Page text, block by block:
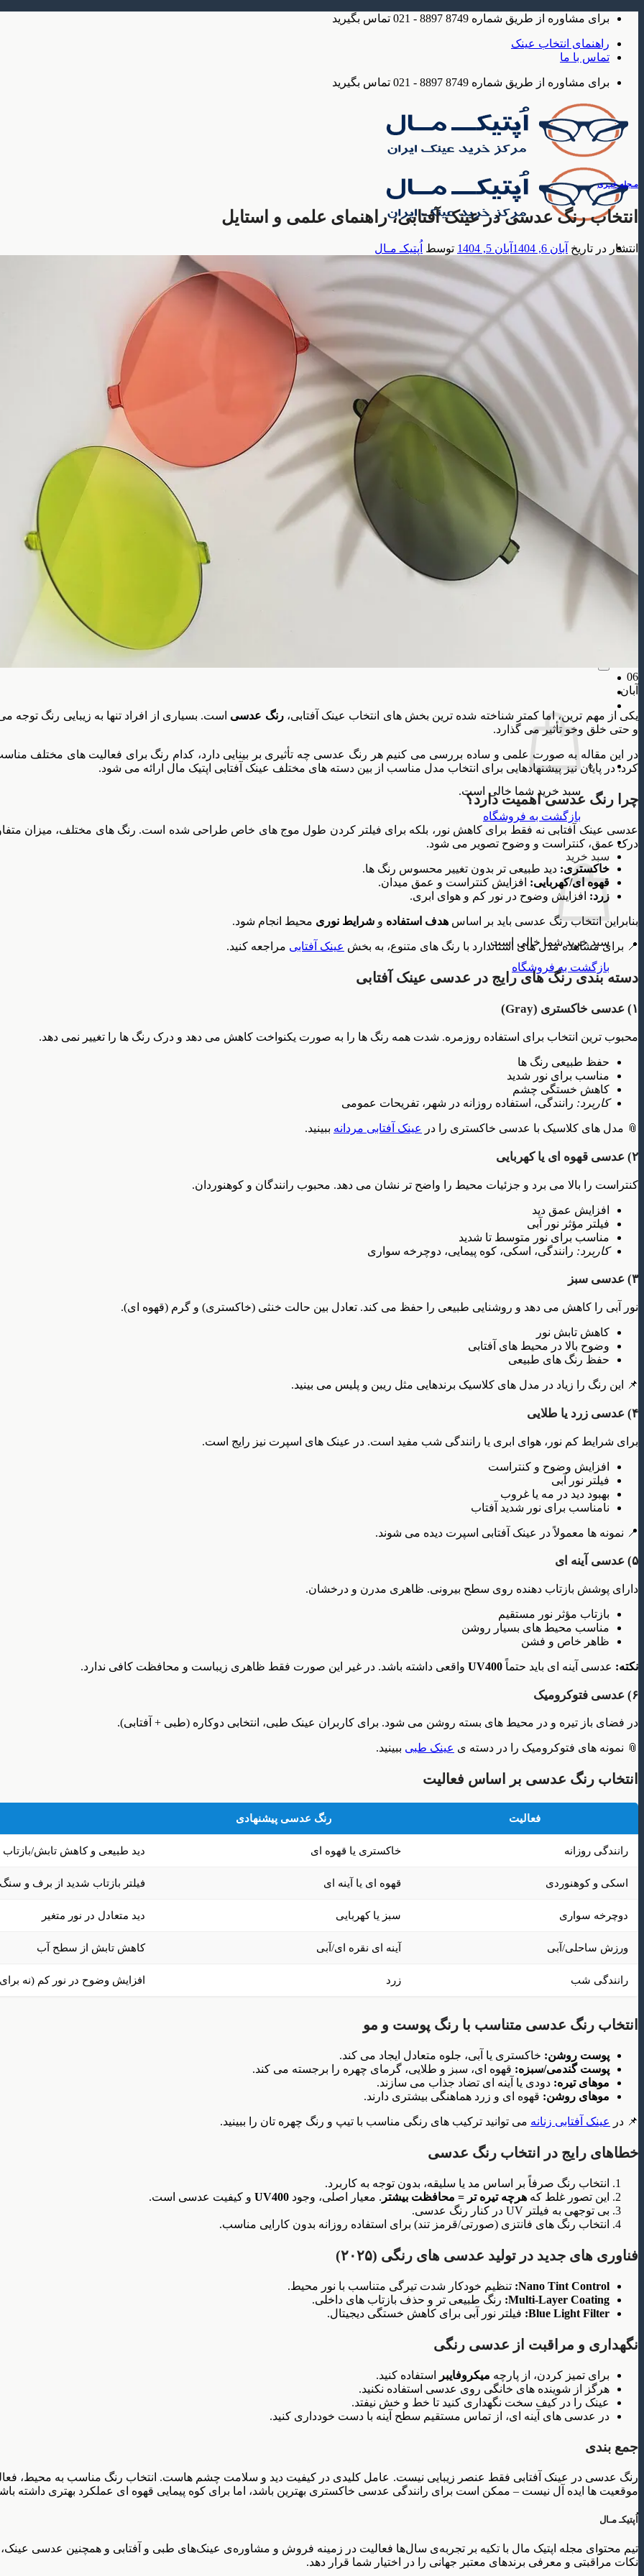
Skip
content
برای مشاوره از طریق شماره 8749 8897 - 021 تماس بگیرید
راهنمای انتخاب عینک
تماس با ما
برای مشاوره از طریق شماره 8749 8897 - 021 تماس بگیرید
عینک
عینک آفتابی
عینک آفتابی مردانه
عینک آفتابی زنانه
عینک آفتابی بچه گانه
عینک طبی
عینک طبی مردانه
عینک طبی زنانه
عینک طبی بچه گانه
شکل فـریم
عینک مستطیلی
عینک چند ضلعی
عینک گرد
عینک گربه ای
عینک خلبانی
عینک پروانه ای
جنس فـریم
سبد خرید شما خالی است.
بازگشت به فروشگاه
سبد خرید
سبد خرید شما خالی است.
بازگشت به فروشگاه
مـجله خبـری
انتخاب رنگ عدسی در عینک آفتابی، راهنمای علمی و استایل
انتشار در تاریخ آبان 6, 1404 آبان 5, 1404 توسط اُپتیکـ مـال
06
آبان
یکی از مهم ترین، اما کمتر شناخته شده ترین بخش های انتخاب عینک آفتابی،رنگ عدسی است. بسیاری از افراد تنها به زیبایی رنگ
و حتی خلق وخو تأثیر می گذارد.
در این مقاله به صورت علمی و ساده بررسی می کنیم هر رنگ عدسی چه تأثیری بر بینایی دارد، کدام رنگ برای فعالیت های مختلف
کرد. در پایان نیز پیشنهادهایی برای انتخاب مدل مناسب از بین دسته های مختلف عینک آفتابی اپتیک مال ارائه می شود.
چرا رنگ عدسی اهمیت دارد؟
عدسی عینک آفتابی نه فقط برای کاهش نور، بلکه برای فیلتر کردن طول موج های خاص طراحی شده است. رنگ های مختلف، میزان
درک عمق، کنتراست و وضوح تصویر می شود.
خاکستری: دید طبیعی تر بدون تغییر محسوس رنگ ها.
قهوه ای/کهربایی: افزایش کنتراست و عمق میدان.
زرد: افزایش وضوح در نور کم و هوای ابری.
بنابراین انتخاب رنگ عدسی باید بر اساس هدف استفاده و شرایط نوری محیط انجام شود.
📍 برای مشاهده مدل های استاندارد با رنگ های متنوع، به بخش عینک آفتابی مراجعه کنید.
دسته بندی رنگ های رایج در عدسی عینک آفتابی
۱) عدسی خاکستری (Gray)
محبوب ترین انتخاب برای استفاده روزمره. شدت همه رنگ ها را به صورت یکنواخت کاهش می دهد و درک رنگ ها را تغییر نمی دهد.
حفظ طبیعی رنگ ها
مناسب برای نور شدید
کاهش خستگی چشم
کاربرد: رانندگی، استفاده روزانه در شهر، تفریحات عمومی
📎 مدل های کلاسیک با عدسی خاکستری را در عینک آفتابی مردانه ببینید.
۲) عدسی قهوه ای یا کهربایی
کنتراست را بالا می برد و جزئیات محیط را واضح تر نشان می دهد. محبوب رانندگان و کوهنوردان.
افزایش عمق دید
فیلتر مؤثر نور آبی
مناسب برای نور متوسط تا شدید
کاربرد: رانندگی، اسکی، کوه پیمایی، دوچرخه سواری
۳) عدسی سبز
نور آبی را کاهش می دهد و روشنایی طبیعی را حفظ می کند. تعادل بین حالت خنثی (خاکستری) و گرم (قهوه ای).
کاهش تابش نور
وضوح بالا در محیط های آفتابی
حفظ رنگ های طبیعی
📌 این رنگ را زیاد در مدل های کلاسیک برندهایی مثل ریبن و پلیس می بینید.
۴) عدسی زرد یا طلایی
برای شرایط کم نور، هوای ابری یا رانندگی شب مفید است. در عینک های اسپرت نیز رایج است.
افزایش وضوح و کنتراست
فیلتر نور آبی
بهبود دید در مه یا غروب
نامناسب برای نور شدید آفتاب
📍 نمونه ها معمولاً در عینک آفتابی اسپرت دیده می شوند.
۵) عدسی آینه ای
دارای پوشش بازتاب دهنده روی سطح بیرونی. ظاهری مدرن و درخشان.
بازتاب مؤثر نور مستقیم
مناسب محیط های بسیار روشن
ظاهر خاص و فشن
نکته: عدسی آینه ای باید حتماً UV400 واقعی داشته باشد. در غیر این صورت فقط ظاهری زیباست و محافظت کافی ندارد.
۶) عدسی فتوکرومیک
در فضای باز تیره و در محیط های بسته روشن می شود. برای کاربران عینک طبی، انتخابی دوکاره (طبی + آفتابی).
📎 نمونه های فتوکرومیک را در دسته ی عینک طبی ببینید.
انتخاب رنگ عدسی بر اساس فعالیت
فعالیت رنگ عدسی پیشنهادی
رانندگی روزانه خاکستری یا قهوه ای دید طبیعی و کاهش تابش/بازتاب
اسکی و کوهنوردی قهوه ای یا آینه ای فیلتر بازتاب شدید از برف و سنگ
دوچرخه سواری سبز یا کهربایی دید متعادل در نور متغیر
ورزش ساحلی/آبی آینه ای نقره ای/آبی کاهش تابش از سطح آب
رانندگی شب زرد افزایش وضوح در نور کم (نه
انتخاب رنگ عدسی متناسب با رنگ پوست و مو
پوست روشن: خاکستری یا آبی، جلوه متعادل ایجاد می کند.
پوست گندمی/سبزه: قهوه ای، سبز و طلایی، گرمای چهره را برجسته می کند.
موهای تیره: دودی یا آینه ای تضاد جذاب می سازند.
موهای روشن: قهوه ای و زرد هماهنگی بیشتری دارند.
📌 در عینک آفتابی زنانه می توانید ترکیب های رنگی مناسب با تیپ و رنگ چهره تان را ببینید.
خطاهای رایج در انتخاب رنگ عدسی
انتخاب رنگ صرفاً بر اساس مد یا سلیقه، بدون توجه به کاربرد.
این تصور غلط که هرچه تیره تر = محافظت بیشتر . معیار اصلی، وجود UV400 و کیفیت عدسی است.
بی توجهی به فیلتر UV در کنار رنگ عدسی.
انتخاب رنگ های فانتزی (صورتی/قرمز تند) برای استفاده روزانه بدون کارایی مناسب.
فناوری های جدید در تولید عدسی های رنگی (۲۰۲۵)
Nano Tint Control: تنظیم خودکار شدت تیرگی متناسب با نور محیط.
Multi-Layer Coating: رنگ طبیعی تر و حذف بازتاب های داخلی.
Blue Light Filter: فیلتر نور آبی برای کاهش خستگی دیجیتال.
نگهداری و مراقبت از عدسی رنگی
برای تمیز کردن، از پارچه میکروفایبر
استفاده کنید.
هرگز از شوینده های خانگی روی عدسی استفاده نکنید.
عینک را در کیف سخت نگهداری کنید تا خط و خش نیفتد.
در عدسی های آینه ای، از تماس مستقیم سطح آینه با دست خودداری کنید.
جمع بندی
رنگ عدسی در عینک آفتابی فقط عنصر زیبایی نیست. عامل کلیدی در کیفیت دید و سلامت چشم هاست. انتخاب رنگ مناسب به محیط،
موقعیت ها ایده آل نیست – ممکن است برای رانندگی عدسی خاکستری بهترین باشد، اما برای کوه پیمایی قهوه ای عملکرد بهتری داشته
اُپتیکـ مـال
تیم محتوای مجله اپتیک مال با تکیه بر تجربه‌ی سال‌ها فعالیت در زمینه فروش و مشاوره‌ی عینک‌های طبی و آفتابی و همچنین عدسی
نکات مراقبتی و معرفی برندهای معتبر جهانی را در اختیار شما قرار دهد.